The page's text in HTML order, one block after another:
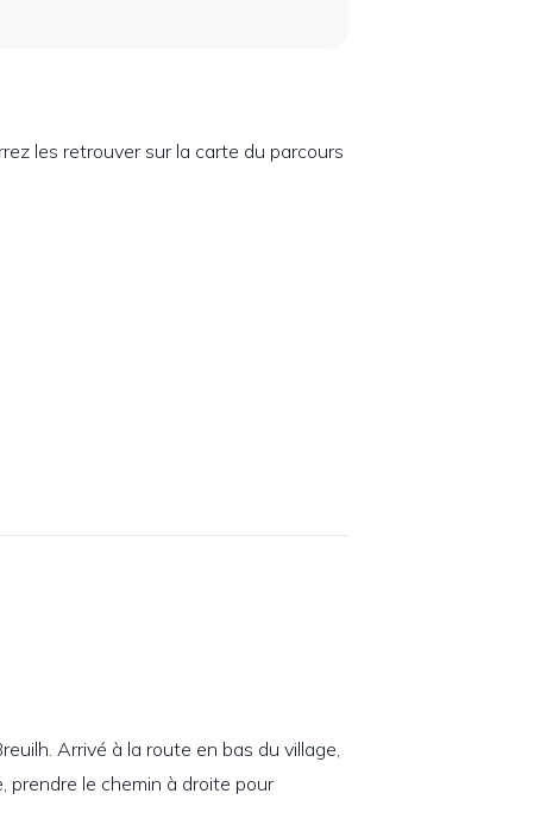
les retrouver sur la carte du parcours
Arrivé à la route en bas du village,
prendre le chemin à droite pour